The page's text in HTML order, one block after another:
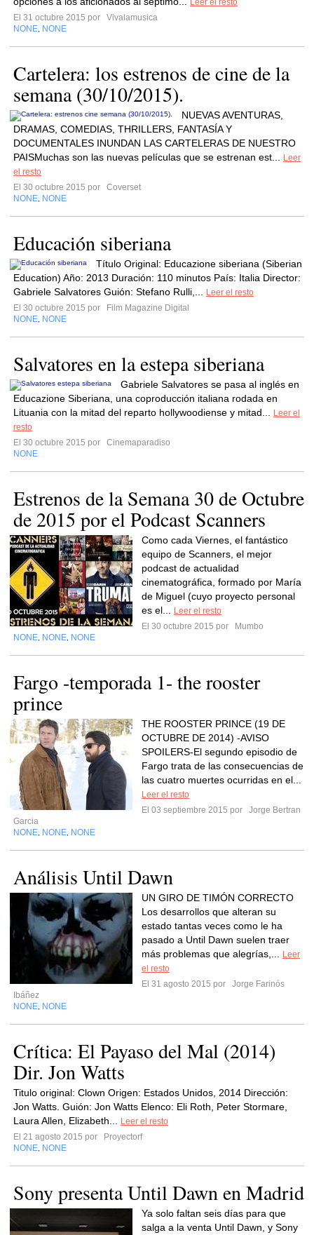
Leer el resto
El 31 octubre 2015 por
Vivalamusica
NONE NONE
Cartelera: los estrenos de cine de la
semana (30/10/2015).
NUEVAS AVENTURAS,
DRAMAS, COMEDIAS, THRILLERS, FANTASÍA Y
DOCUMENTALES INUNDAN LAS CARTELERAS DE NUESTRO
PAISMuchas son las nuevas películas que se estrenan est...
Leer
el resto
El 30 octubre 2015 por
Coverset
NONE NONE
Educación siberiana
Título Original: Educazione siberiana (Siberian
Education) Año: 2013 Duración: 110 minutos País: Italia Director:
Gabriele Salvatores Guión: Stefano Rulli,...
Leer el resto
El 30 octubre 2015 por
Film Magazine Digital
NONE NONE
Salvatores en la estepa siberiana
Gabriele Salvatores se pasa al inglés en
Educazione Siberiana, una coproducción italiana rodada en
Lituania con la mitad del reparto hollywoodiense y mitad...
Leer el
resto
El 30 octubre 2015 por
Cinemaparadiso
NONE
Estrenos de la Semana 30 de Octubre
de 2015 por el Podcast Scanners
Como cada Viernes, el fantástico
equipo de Scanners, el mejor
podcast de actualidad
cinematográfica, formado por María
de Miguel (cuyo proyecto personal
es el...
Leer el resto
El 30 octubre 2015 por
Mumbo
NONE NONE NONE
Fargo -temporada 1- the rooster
prince
THE ROOSTER PRINCE (19 DE
OCTUBRE DE 2014) -AVISO
SPOILERS-El segundo episodio de
Fargo trata de las consecuencias de
las cuatro muertes ocurridas en el...
Leer el resto
El 03 septiembre 2015 por
Jorge Bertran
Garcia
NONE NONE NONE
Análisis Until Dawn
UN GIRO DE TIMÓN CORRECTO
Los desarrollos que alteran su
estado tantas veces como le ha
pasado a Until Dawn suelen traer
más problemas que alegrías,...
Leer
el resto
El 31 agosto 2015 por
Jorge Farinós
Ibáñez
NONE NONE
Crítica: El Payaso del Mal (2014)
Dir. Jon Watts
Titulo original: Clown Origen: Estados Unidos, 2014 Dirección:
Jon Watts. Guión: Jon Watts Elenco: Eli Roth, Peter Stormare,
Laura Allen, Elizabeth...
Leer el resto
El 21 agosto 2015 por
Proyectorf
NONE NONE
Sony presenta Until Dawn en Madrid
Ya solo faltan seis días para que
salga a la venta Until Dawn, y Sony